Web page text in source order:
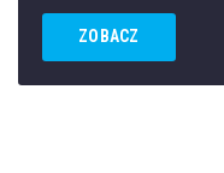
ZOBACZ